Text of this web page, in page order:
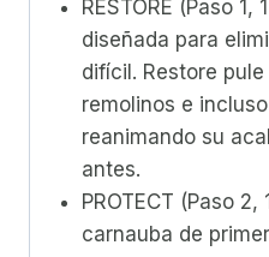
RESTORE (Paso
diseñada para
difícil. Restore
remolinos e
reanimando su
antes.
PROTECT (Paso
carnauba de